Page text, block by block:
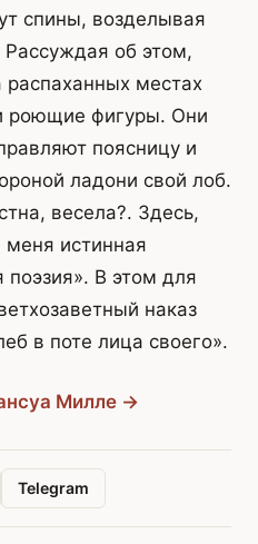
спины, возделывая
об этом,
распаханных местах
роющие фигуры. Они
поясницу и
ладони свой лоб.
весела?. Здесь,
меня истинная
поэзия». В этом для
наказ
в поте лица своего».
Милле →
Telegram